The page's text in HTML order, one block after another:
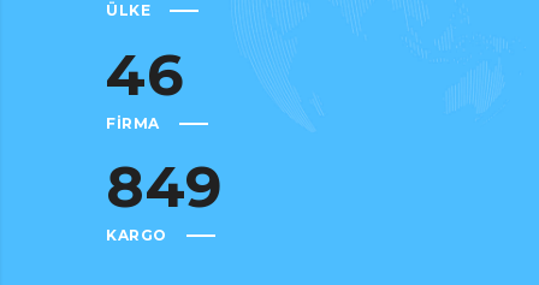
ÜLKE
46
FİRMA
849
KARGO